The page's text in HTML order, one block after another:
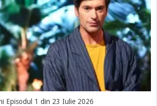
Episodul 1 din 23 Iulie 2026